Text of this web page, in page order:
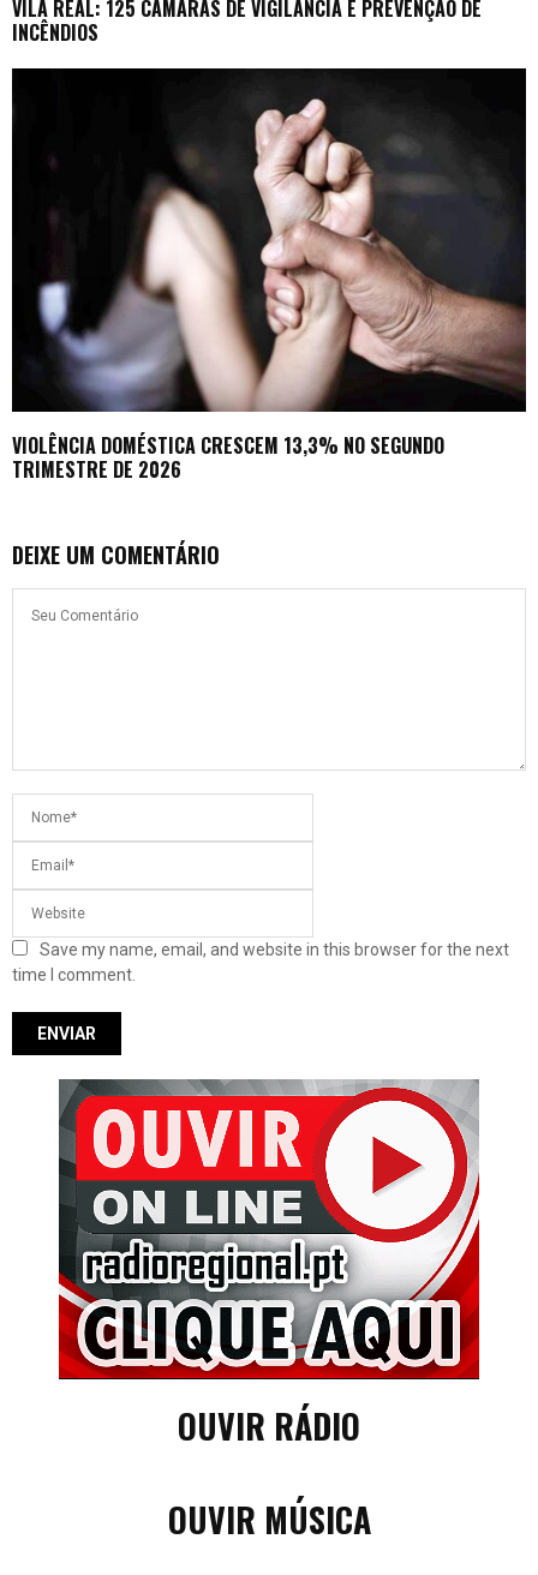
VILA REAL: 125 CÂMARAS DE VIGILÂNCIA E PREVENÇÃO DE
INCÊNDIOS
VIOLÊNCIA DOMÉSTICA CRESCEM 13,3% NO SEGUNDO
TRIMESTRE DE 2026
DEIXE UM COMENTÁRIO
Save my name, email, and website in this browser for the next
time I comment.
OUVIR RÁDIO
OUVIR MÚSICA